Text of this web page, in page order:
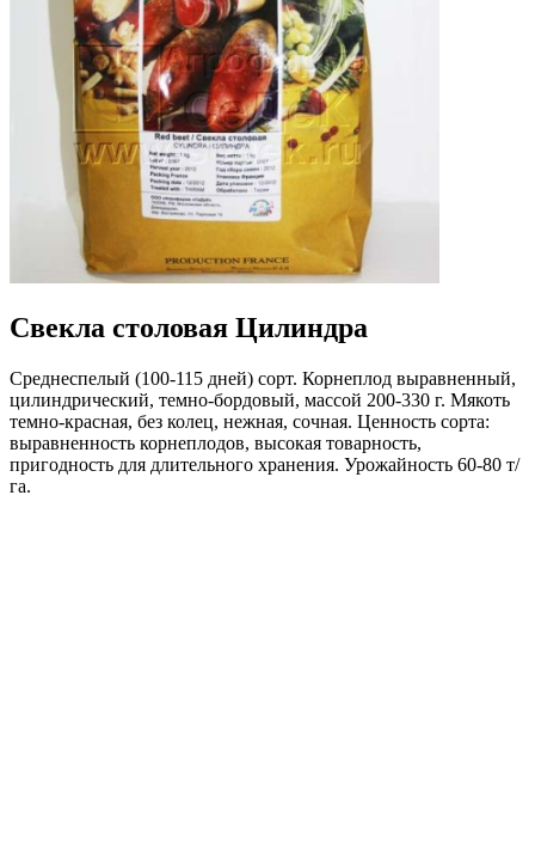
Свекла столовая Цилиндра
Среднеспелый (100-115 дней) сорт. Корнеплод выравненный,
цилиндрический, темно-бордовый, массой 200-330 г. Мякоть
темно-красная, без колец, нежная, сочная. Ценность сорта:
выравненность корнеплодов, высокая товарность,
пригодность для длительного хранения. Урожайность 60-80 т/
га.